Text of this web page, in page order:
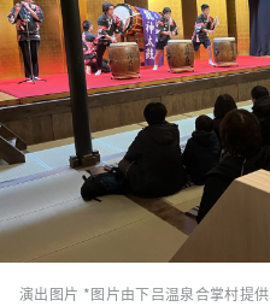
演出图片 *图片由下吕温泉合掌村提供